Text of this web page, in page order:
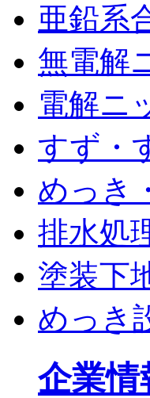
亜鉛系
無電解
電解ニ
すず・
めっき
排水処
塗装下
めっき
企業情